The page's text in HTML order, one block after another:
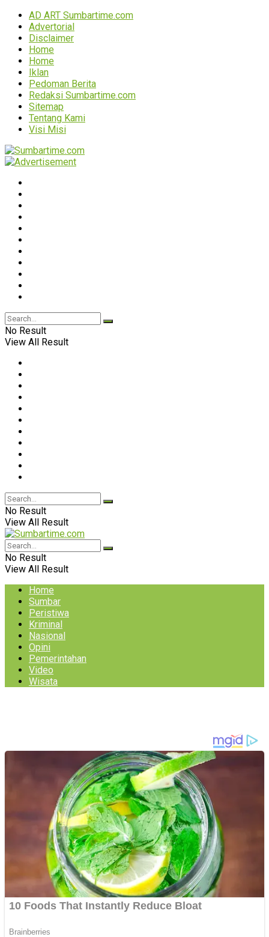
AD ART Sumbartime.com
Advertorial
Disclaimer
Home
Home
Iklan
Pedoman Berita
Redaksi Sumbartime.com
Sitemap
Tentang Kami
Visi Misi
No Result
View All Result
No Result
View All Result
No Result
View All Result
Home
Sumbar
Peristiwa
Kriminal
Nasional
Opini
Pemerintahan
Video
Wisata